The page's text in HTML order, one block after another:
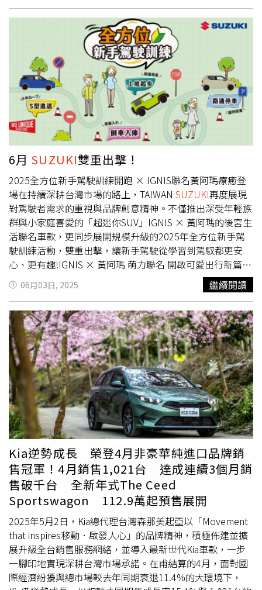
牌提供）為了延續2025年度主題《The Anatomy of
Flowers 花朵解剖學》，這場展覽彙集五位藝術家—Antti
Suzuki、Eija Vehviläinen、Aino-Maija
Metsola、Erja Hirvi聯手創作25款全新花卉印花設計，從紙
本、陶瓷到布料，每一件都像花朵本人在說「快帶我回
家」。（圖／品牌提供）除了可以欣賞療癒又超時髦的印花
藝術，現場還有展覽限定商品開放搶購，包含托特包、口金
包、馬克杯、花盤、抱枕套、筷架等居家好物，甚至還有讓
人一秒下單的收藏海報與明信片，每樣都像是把芬蘭設計美
學裝進行李箱。務必把握展覽期間，不逛真的會後悔！（圖
／品牌提供）（圖／品牌提供）Marimekko 《Field of
Flowers 花間藝境》展覽及期間限定店開設時間：2025年7
月 8日- 7月 14日。免費入場 : 預約及現場排隊於
Marimekko 官方Line 帳號預約可依時段優先入場鑑賞，預
約時段額滿即關閉。活動地點：新光三越台北信義新天地
A11 一樓
事長第一時間即向日本SUZUKI本社爭取導入台灣市場，並
隨即展開DR-Z4S與DR-Z4SM的台灣認證作業，終於在今日
正式向國內車迷盛大發表。為彰顯對台灣市場的重視，日本
SUZUKI本社更特地派遣首席總工程師 加藤幸生（Sachio
Kato）與專業試車手 田畑廉（RenTabata）親臨發表會現
場，分享開發理念與實際試駕心得，讓現場車迷能更深入了
解這台全新淬鍊而生的越野/滑胎雙雄。（圖／SUZUKI提
供。）作為今年全台車友最引頸期盼的夢幻車款，DR-Z4S
與DR-Z4SM不僅承襲歷代DR-Z400系列的傳奇血統與熱銷佳
績，更融合新世代架構與配備設定，體現日本SUZUKI
精緻工藝。無論是在林道間挑戰極限，還是在城市街頭靈活
穿梭，皆能展現出優異的操控穩定性與騎乘樂趣。這次的全
新上市，象徵SUZUKI正式引領重機邁入新紀元。為了迎接
備受期待的全新DR-Z系列重磅登場，SUZUKI台鈴工業特別
規劃三場主題鮮明、面向多元騎士族群的系列活動，帶領車
友近距離感受DR-Z4S與DR-Z4SM的獨特魅力：· 6月25日
｜新北石碇 LOFT17 森活休閒園區 新車發表會集結媒體、
經銷夥伴與品牌忠實車主，正式揭開DR-Z4S與DR-Z4SM於
台灣市場的亮相序幕，並邀請日本原廠重磅嘉賓出席，展現
SUZUKI對台灣市場的高度重視。· 6月27日｜台中麗寶賽
車場 DR-Z 賽道試乘體驗日特別邀請日本
SUZUKI本社專業
試車手田畑廉（Ren Tabata）到場示範，展現DR-Z4SM於彎
道中的敏捷操控與剎車手感，讓騎士們親自感受滑胎版本的
街道駕馭潛能。· 6月29日｜苗栗蓬萊林道 車友林道共遊
活動結合V-STROM系列車主，共同深入山林，體驗DR-Z4S
在非鋪裝地形的優越越野能力，打造一場熱血與交流兼具的
林道冒險。透過連續三場風格迥異的活動，SUZUKI不僅向
市場展現DR-Z車系的越野/滑胎實力，更強化車主社群間的
連結，開啟全新騎乘篇章。（圖／SUZUKI提供。）
SUZUKIDR-Z4S「Ready 4 Anything」 DR-Z4S 搭載經典
水冷 DOHC 單缸引擎，配備全可調 KYB 懸吊與 21/18 吋鋼
絲輪框，具備優異的地形適應能力。搭載可切換式 ABS 系
統，讓騎士能自在穿梭林道與砂石路段，盡情釋放越野潛
能。全車導入輕量化設計，搭配全新車架結構，結合高亮度
單眼LED 頭燈、齒比優化與舒適新座墊，從郊山小徑到長途
荒野皆能展現出色的操控穩定與騎乘舒適性。在科技配備方
面，DR-Z4S 搭載多項先進輔助系統，進一步提升騎乘體驗
與安全性：SUZUKI 離合器輔助系統(SCAS)：操作更輕鬆，
減輕手部負擔，具備滑動離合功能，有效降低退檔時後輪鎖
死風險SUZUKI動力選擇系統（SDMS）：依照路況與需求
切換動力輸出模式SUZUKI循跡控制系統（STCS）：穩定
6月 SUZUKI雙重出擊！
2025全方位新手駕駛訓練開跑 × IGNIS聯名黃阿瑪療癒登
場在持續深耕台灣市場的路上，TAIWAN SUZUKI再度展現
對駕駛者需求的重視與品牌創意精神。不僅推出深受年輕族
群與小家庭喜愛的「超迷你SUV」IGNIS × 黃阿瑪的後宮生
活聯名車款，更同步展開規模升級的2025年全方位新手駕
駛訓練活動，雙重出擊，讓新手駕駛從學習到駕馭都更安
心、更有趣!IGNIS × 黃阿瑪 萌力聯名 開啟可愛出行新篇章
（圖／SUZUKI提供）。
以靈巧、實用的小車設計
深獲台灣消費者青睞，其中IGNIS以獨特外型、輕油電節能
一。今年更與高人氣貓咪IP「黃阿瑪的後宮生活」聯名合
作，推出限量聯名車款，邀請黃阿瑪、招弟、三腳、
Socles、嚕嚕、柚子、浣腸、小花等後宮萌主，一同陪你出
門兜風！即日起，只需加價3萬元即可升級聯名車款，療癒
可愛風格讓大街小巷充滿笑容與萌感。來店試乘更可獲得黃
阿瑪迷你麻糬娃娃吊飾盲盒，趕快來SUZUKI各大展示中心
體驗黃阿瑪的可愛光芒。此外，為回饋準車主的熱情支持，
即日起至6月30日止，凡出示畢業證書或專業課程結業證
明，即享有價值28,590元的「月薪大禮包」購車金。舊換新
優惠價59萬元起，搭配月付8,999元輕鬆付款方案，讓你輕
鬆入主IGNIS，展開嶄新人生旅程！2025 全方位新手駕駛訓
練 擴大開跑 全台16場次報名中為幫助新手駕駛建立正確的
駕駛觀念與技術，TAIWAN SUZUKI自2023年起舉辦的「全
方位新手駕駛訓練活動」廣受好評，2024年場次更一位難
求。2025年活動全面升級，共規劃16場次，自5月18日至7
月20日於全台北中南同步展開，首次採用「一日兩地同步舉
辦」，讓更多有意願參加的新手駕駛能就近參與。本次活動
特別邀請資深教練現場指導， 學員還能親自駕駛SUZUKI熱
門車款SWIFT、IGNIS與JIMNY，體驗車輛的優異操控性與
06月03日, 2025 繼續閱讀
Kia逆勢成長 榮登4月非豪華純進口品牌銷
售冠軍！4月銷售1,021台 達成連續3個月銷
售破千台 全新年式The Ceed
Sportswagon 112.9萬起預售展開
2025年5月2日，Kia總代理台灣森那美起亞以「Movement
that inspires移動．啟發人心」的品牌精神，積極佈建並擴
展升級全台銷售服務網絡，並導入最新世代Kia車款，一步
一腳印地實現深耕台灣市場承諾。在甫結算的4月，面對國
際經濟紛擾與總市場較去年同期衰退11.4%的大環境下，